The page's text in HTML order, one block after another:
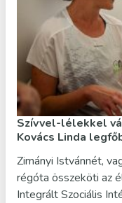
Szívvel-lélekkel
Kovács Linda
Zimányi Istvánnét,
régóta összeköti az
Integrált Szociális